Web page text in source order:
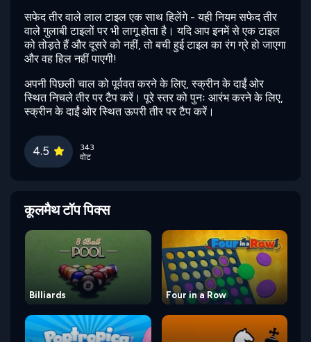
सफेद तीर वाले लाल टाइल एक साथ हिलेंगे - यही नियम सफेद तीर
वाले गुलाबी टाइलों पर भी लागू होता है। यदि आप इनमें से एक टाइल
को तोड़ते हैं और दूसरे को नहीं, तो बची हुई टाइल का रंग ग्रे हो जाएगा
और वह हिल नहीं पाएगी!
अपनी पिछली चाल को पूर्ववत करने के लिए, स्क्रीन के दाईं ओर
स्थित निचले तीर पर टैप करें। पूरे स्तर को पुनः आरंभ करने के लिए,
स्क्रीन के दाईं ओर स्थित ऊपरी तीर पर टैप करें।
4.5
343
वोट
कूलमैथ टॉप पिक्स
Billiards Four in a Row